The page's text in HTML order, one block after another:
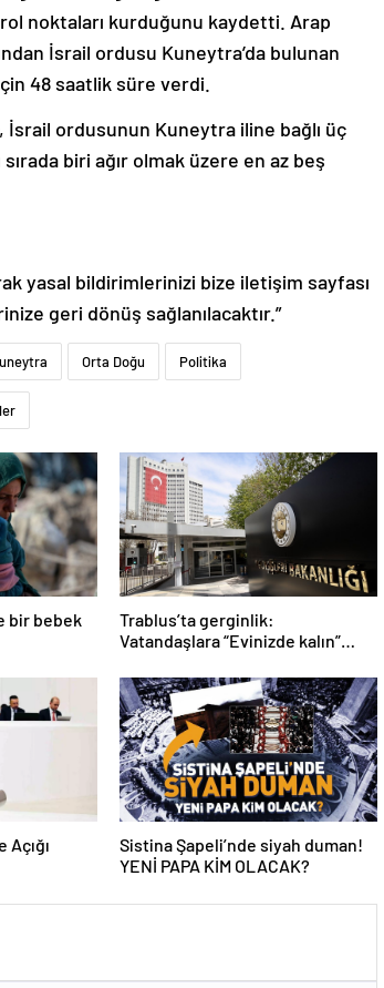
noktaları kurduğunu kaydetti. Arap
İsrail ordusu Kuneytra’da bulunan
48 saatlik süre verdi.
İsrail ordusunun Kuneytra iline bağlı üç
biri ağır olmak üzere en az beş
yasal bildirimlerinizi bize iletişim sayfası
geri dönüş sağlanılacaktır.”
Orta Doğu Politika
bir bebek
Trablus’ta gerginlik:
Vatandaşlara “Evinizde kalın”
Sistina Şapeli’nde siyah duman!
YENİ PAPA KİM OLACAK?